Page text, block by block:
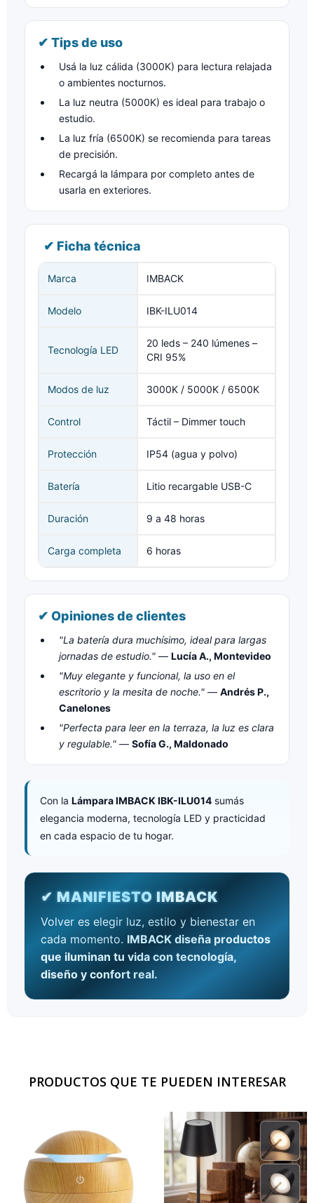
✔ Tips de uso
Usá la luz cálida (3000K) para lectura relajada
o ambientes nocturnos.
La luz neutra (5000K) es ideal para trabajo o
estudio.
La luz fría (6500K) se recomienda para tareas
de precisión.
Recargá la lámpara por completo antes de
usarla en exteriores.
✔ Ficha técnica
Marca IMBACK
Modelo IBK-ILU014
Tecnología LED
20 leds – 240 lúmenes –
CRI 95%
Modos de luz 3000K / 5000K / 6500K
Control Táctil – Dimmer touch
Protección IP54 (agua y polvo)
Batería Litio recargable USB-C
Duración 9 a 48 horas
Carga completa 6 horas
✔ Opiniones de clientes
"La batería dura muchísimo, ideal para largas
jornadas de estudio." — Lucía A., Montevideo
"Muy elegante y funcional, la uso en el
escritorio y la mesita de noche." — Andrés P.,
Canelones
"Perfecta para leer en la terraza, la luz es clara
y regulable." — Sofía G., Maldonado
Con la Lámpara IMBACK IBK-ILU014 sumás
elegancia moderna, tecnología LED y practicidad
en cada espacio de tu hogar.
✔ MANIFIESTO IMBACK
Volver es elegir luz, estilo y bienestar en
cada momento. IMBACK diseña productos
que iluminan tu vida con tecnología,
diseño y confort real.
PRODUCTOS QUE TE PUEDEN INTERESAR